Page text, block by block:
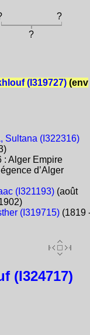
?
?
(I319727)(env
Sultana (I322316)
: Alger Empire
d’Alger
(I321193)(août
(I319715)(1819
(I324717)